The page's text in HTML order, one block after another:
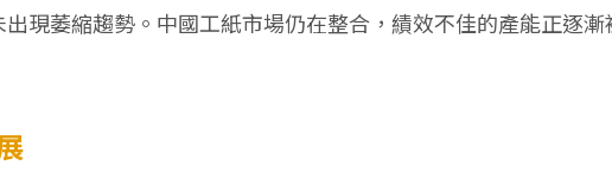
現萎縮趨勢。中國工紙市場仍在整合，績效不佳的產能正逐漸